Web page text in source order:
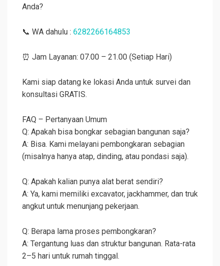
Anda?
📞 WA dahulu : 6282266164853
⏰ Jam Layanan: 07.00 – 21.00 (Setiap Hari)
Kami siap datang ke lokasi Anda untuk survei dan
konsultasi GRATIS.
FAQ – Pertanyaan Umum
Q: Apakah bisa bongkar sebagian bangunan saja?
A: Bisa. Kami melayani pembongkaran sebagian
(misalnya hanya atap, dinding, atau pondasi saja).
Q: Apakah kalian punya alat berat sendiri?
A: Ya, kami memiliki excavator, jackhammer, dan truk
angkut untuk menunjang pekerjaan.
Q: Berapa lama proses pembongkaran?
A: Tergantung luas dan struktur bangunan. Rata-rata
2–5 hari untuk rumah tinggal.